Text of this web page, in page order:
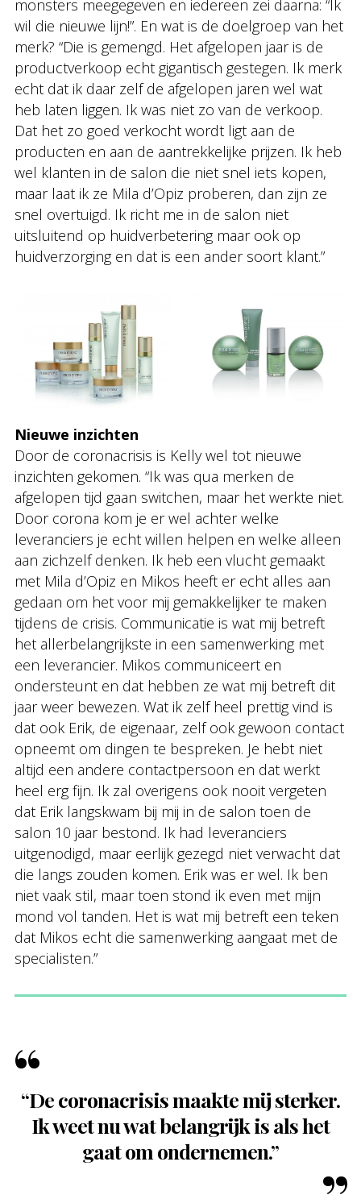
monsters meegegeven en iedereen zei daarna: “Ik
wil die nieuwe lijn!”. En wat is de doelgroep van het
merk? “Die is gemengd. Het afgelopen jaar is de
productverkoop echt gigantisch gestegen. Ik merk
echt dat ik daar zelf de afgelopen jaren wel wat
heb laten liggen. Ik was niet zo van de verkoop.
Dat het zo goed verkocht wordt ligt aan de
producten en aan de aantrekkelijke prijzen. Ik heb
wel klanten in de salon die niet snel iets kopen,
maar laat ik ze Mila d’Opiz proberen, dan zijn ze
snel overtuigd. Ik richt me in de salon niet
uitsluitend op huidverbetering maar ook op
huidverzorging en dat is een ander soort klant.”
Nieuwe inzichten
Door de coronacrisis is Kelly wel tot nieuwe
inzichten gekomen. “Ik was qua merken de
afgelopen tijd gaan switchen, maar het werkte niet.
Door corona kom je er wel achter welke
leveranciers je echt willen helpen en welke alleen
aan zichzelf denken. Ik heb een vlucht gemaakt
met Mila d’Opiz en Mikos heeft er echt alles aan
gedaan om het voor mij gemakkelijker te maken
tijdens de crisis. Communicatie is wat mij betreft
het allerbelangrijkste in een samenwerking met
een leverancier. Mikos communiceert en
ondersteunt en dat hebben ze wat mij betreft dit
jaar weer bewezen. Wat ik zelf heel prettig vind is
dat ook Erik, de eigenaar, zelf ook gewoon contact
opneemt om dingen te bespreken. Je hebt niet
altijd een andere contactpersoon en dat werkt
heel erg fijn. Ik zal overigens ook nooit vergeten
dat Erik langskwam bij mij in de salon toen de
salon 10 jaar bestond. Ik had leveranciers
uitgenodigd, maar eerlijk gezegd niet verwacht dat
die langs zouden komen. Erik was er wel. Ik ben
niet vaak stil, maar toen stond ik even met mijn
mond vol tanden. Het is wat mij betreft een teken
dat Mikos echt die samenwerking aangaat met de
specialisten.”
“De coronacrisis maakte mij sterker.
Ik weet nu wat belangrijk is als het
gaat om ondernemen.”